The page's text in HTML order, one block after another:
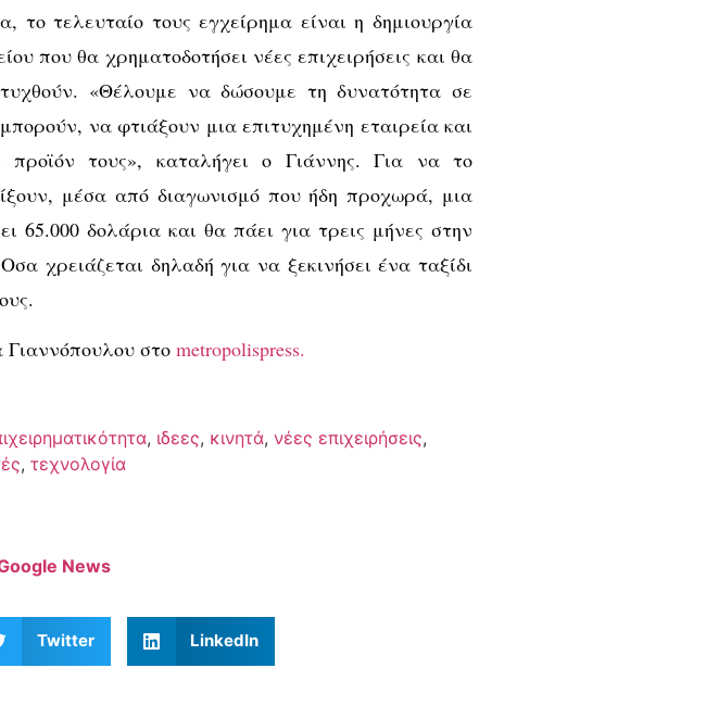
το τελευταίο τους εγχείρημα είναι η δημιουργία
που θα χρηματοδοτήσει νέες επιχειρήσεις και θα
«Θέλουμε να δώσουμε τη δυνατότητα σε
να φτιάξουν μια επιτυχημένη εταιρεία και
προϊόν τους», καταλήγει ο Γιάννης. Για να το
μέσα από διαγωνισμό που ήδη προχωρά, μια
65.000 δολάρια και θα πάει για τρεις μήνες στην
χρειάζεται δηλαδή για να ξεκινήσει ένα ταξίδι
στο metropolispress.
, ιδεες, κινητά, νέες επιχειρήσεις,
, τεχνολογία
News
Twitter LinkedIn